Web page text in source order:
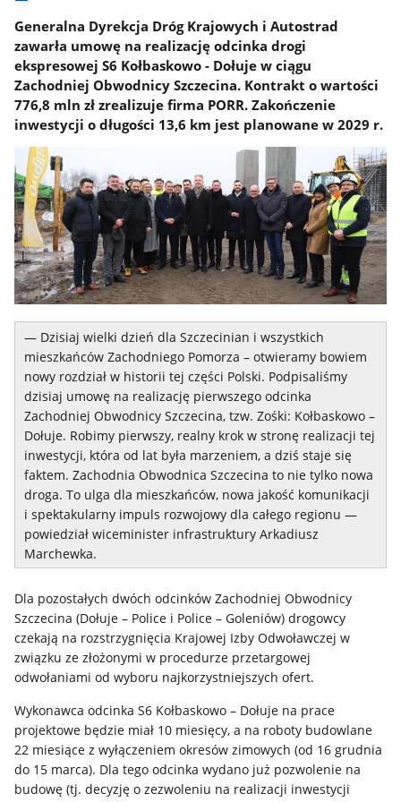
Generalna Dyrekcja Dróg Krajowych i Autostrad
zawarła umowę na realizację odcinka drogi
ekspresowej S6 Kołbaskowo - Dołuje w ciągu
Zachodniej Obwodnicy Szczecina. Kontrakt o wartości
776,8 mln zł zrealizuje firma PORR. Zakończenie
inwestycji o długości 13,6 km jest planowane w 2029 r.
— Dzisiaj wielki dzień dla Szczecinian i wszystkich
mieszkańców Zachodniego Pomorza – otwieramy bowiem
nowy rozdział w historii tej części Polski. Podpisaliśmy
dzisiaj umowę na realizację pierwszego odcinka
Zachodniej Obwodnicy Szczecina, tzw. Zośki: Kołbaskowo –
Dołuje. Robimy pierwszy, realny krok w stronę realizacji tej
inwestycji, która od lat była marzeniem, a dziś staje się
faktem. Zachodnia Obwodnica Szczecina to nie tylko nowa
droga. To ulga dla mieszkańców, nowa jakość komunikacji
i spektakularny impuls rozwojowy dla całego regionu —
powiedział wiceminister infrastruktury Arkadiusz
Marchewka.
Dla pozostałych dwóch odcinków Zachodniej Obwodnicy
Szczecina (Dołuje – Police i Police – Goleniów) drogowcy
czekają na rozstrzygnięcia Krajowej Izby Odwoławczej w
związku ze złożonymi w procedurze przetargowej
odwołaniami od wyboru najkorzystniejszych ofert.
Wykonawca odcinka S6 Kołbaskowo – Dołuje na prace
projektowe będzie miał 10 miesięcy, a na roboty budowlane
22 miesiące z wyłączeniem okresów zimowych (od 16 grudnia
do 15 marca). Dla tego odcinka wydano już pozwolenie na
budowę (tj. decyzję o zezwoleniu na realizacji inwestycji